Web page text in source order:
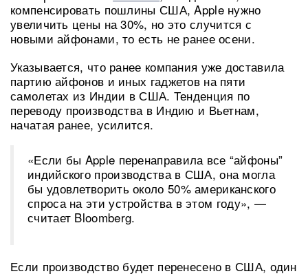
компенсировать пошлины США, Apple нужно
увеличить цены на 30%, но это случится с
новыми айфонами, то есть не ранее осени.
Указывается, что ранее компания уже доставила
партию айфонов и иных гаджетов на пяти
самолетах из Индии в США. Тенденция по
переводу производства в Индию и Вьетнам,
начатая ранее, усилится.
«Если бы Apple перенаправила все “айфоны”
индийского производства в США, она могла
бы удовлетворить около 50% американского
спроса на эти устройства в этом году», —
считает Bloomberg.
Если производство будет перенесено в США, один